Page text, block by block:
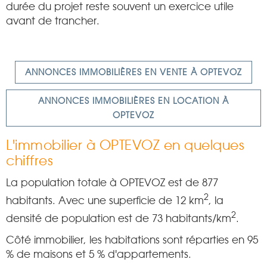
durée du projet reste souvent un exercice utile
avant de trancher.
ANNONCES IMMOBILIÈRES EN VENTE À OPTEVOZ
ANNONCES IMMOBILIÈRES EN LOCATION À
OPTEVOZ
L'immobilier à OPTEVOZ en quelques
chiffres
La population totale à OPTEVOZ est de 877
habitants. Avec une superficie de 12 km2, la
densité de population est de 73 habitants/km2.
Côté immobilier, les habitations sont réparties en 95
% de maisons et 5 % d'appartements.